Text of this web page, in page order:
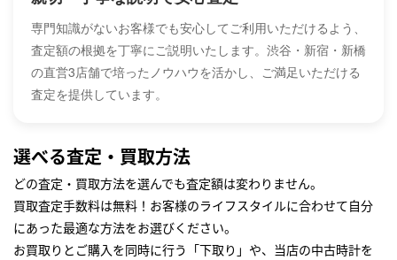
専門知識がないお客様でも安心してご利用いただけるよう、
査定額の根拠を丁寧にご説明いたします。渋谷・新宿・新橋
の直営3店舗で培ったノウハウを活かし、ご満足いただける
査定を提供しています。
選べる査定・買取方法
どの査定・買取方法を選んでも査定額は変わりません。
買取査定手数料は無料！お客様のライフスタイルに合わせて自分
にあった最適な方法をお選びください。
お買取りとご購入を同時に行う「下取り」や、当店の中古時計を